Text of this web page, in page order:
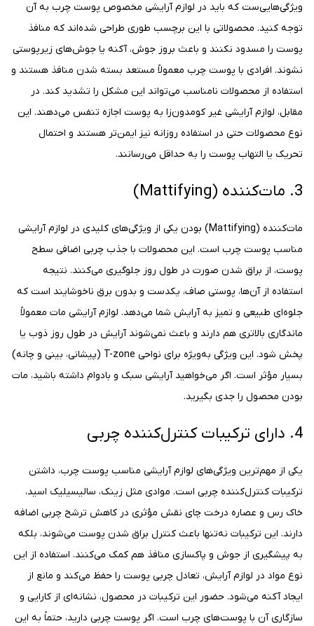
ویژگی‌هایی‌ست که باید در لوازم آرایشی مخصوص پوست چرب به آن
توجه کنید. محصولاتی با این برچسب طوری طراحی شده‌اند که منافذ
پوست را مسدود نکنند و باعث بروز جوش، آکنه یا جوش‌های زیرپوستی
نشوند. افرادی با پوست چرب معمولاً مستعد بسته شدن منافذ هستند و
استفاده از محصولات نامناسب می‌تواند این مشکل را تشدید کند. در
مقابل، لوازم آرایشی غیر کومدون‌زا به پوست اجازه تنفس می‌دهند. این
نوع محصولات حتی در استفاده روزانه نیز ایمن‌تر هستند و احتمال
تحریک یا التهاب پوست را به حداقل می‌رسانند.
3. مات‌کننده (Mattifying)
مات‌کننده (Mattifying) بودن یکی از ویژگی‌های کلیدی در لوازم آرایشی
مناسب پوست چرب است. این محصولات با جذب چربی اضافی سطح
پوست، از براق شدن صورت در طول روز جلوگیری می‌کنند. نتیجه
استفاده از آن‌ها، پوستی صاف، یکدست و بدون برق ناخوشایند است که
جلوه‌ای طبیعی و تمیز به آرایش شما می‌دهد. لوازم آرایشی مات معمولاً
ماندگاری بالاتری هم دارند و باعث نمی‌شوند آرایش در طول روز ذوب یا
پخش شود. این ویژگی به‌ویژه برای نواحی T-zone (پیشانی، بینی و چانه)
بسیار مؤثر است. اگر می‌خواهید آرایشی سبک و بادوام داشته باشید، مات
بودن محصول را جدی بگیرید.
4. دارای ترکیبات کنترل‌کننده چربی
یکی از مهم‌ترین ویژگی‌های لوازم آرایشی مناسب پوست چرب، داشتن
ترکیبات کنترل‌کننده چربی است. موادی مثل زینک، سالیسیلیک اسید،
خاک رس و عصاره درخت چای نقش مؤثری در کاهش ترشح چربی اضافه
دارند. این ترکیبات نه‌تنها باعث کنترل براق شدن پوست می‌شوند، بلکه
به پیشگیری از جوش و پاکسازی منافذ هم کمک می‌کنند. استفاده از این
نوع مواد در لوازم آرایش، تعادل چربی پوست را حفظ می‌کند و مانع از
ایجاد آکنه می‌شود. حضور این ترکیبات در محصول، نشانه‌ای از کارایی و
سازگاری آن با پوست‌های چرب است. اگر پوست چربی دارید، حتماً به این